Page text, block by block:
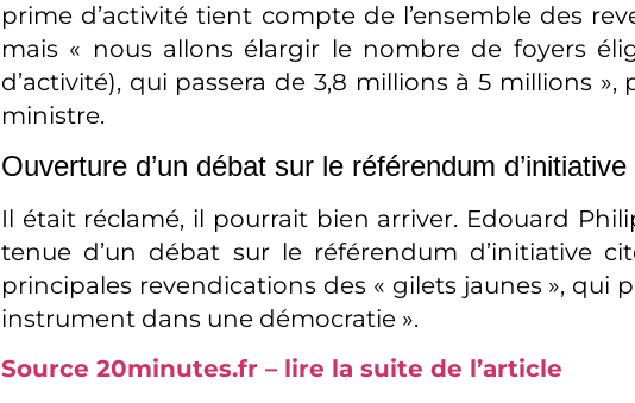
prime d’activité tient compte de l’ensemble des
mais « nous allons élargir le nombre de foyers
d’activité), qui passera de 3,8 millions à 5 millions »,
ministre.
Ouverture d’un débat sur le référendum
Il était réclamé, il pourrait bien arriver. Edouard
tenue d’un débat sur le référendum d’initiative
principales revendications des « gilets jaunes », qui
instrument dans une démocratie ».
Source 20minutes.fr – lire la suite de l’article